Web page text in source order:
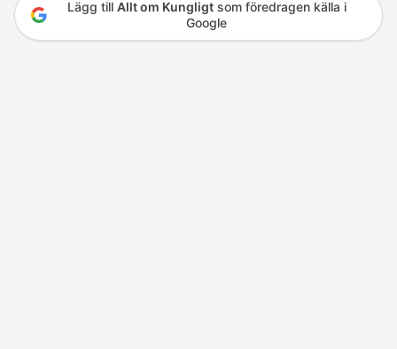
Lägg till Allt om Kungligtsom föredragen källa i
Google